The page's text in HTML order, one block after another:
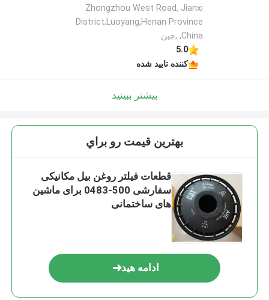
Zhongzhou West Road, Jianxi
District,Luoyang,Henan Province
,China ,چین
5.0
کننده تایید شده
بیشتر ببینید
بهترين قيمت رو براي
قطعات فیلتر روغن بیل مکانیکی
سفارشی 500-0483 برای ماشین
های ساختمانی
ادامه هید